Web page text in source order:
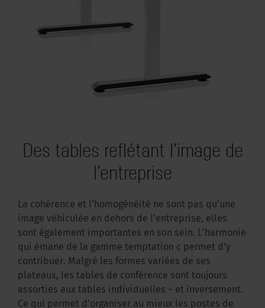
Des tables reflétant l’image de
l’entreprise
La cohérence et l’homogénéité ne sont pas qu’une
image véhiculée en dehors de l’entreprise, elles
sont également importantes en son sein. L’harmonie
qui émane de la gamme temptation c permet d’y
contribuer. Malgré les formes variées de ses
plateaux, les tables de conférence sont toujours
assorties aux tables individuelles – et inversement.
Ce qui permet d’organiser au mieux les postes de